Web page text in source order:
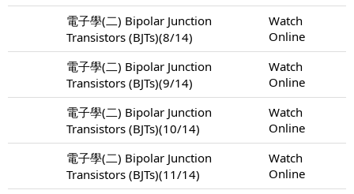
電子學(二) Bipolar Junction
Transistors (BJTs)(8/14)
Watch
Online
電子學(二) Bipolar Junction
Transistors (BJTs)(9/14)
Watch
Online
電子學(二) Bipolar Junction
Transistors (BJTs)(10/14)
Watch
Online
電子學(二) Bipolar Junction
Transistors (BJTs)(11/14)
Watch
Online